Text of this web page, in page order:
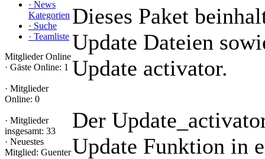
· News
Kategorien
· Suche
· Teamliste
Mitglieder Online
· Gäste Online: 1
· Mitglieder
Online: 0
· Mitglieder
insgesamt: 33
· Neuestes
Mitglied: Guenter
Dieses Paket
Update Dateien
Update activator.
Der
Update Funktion in